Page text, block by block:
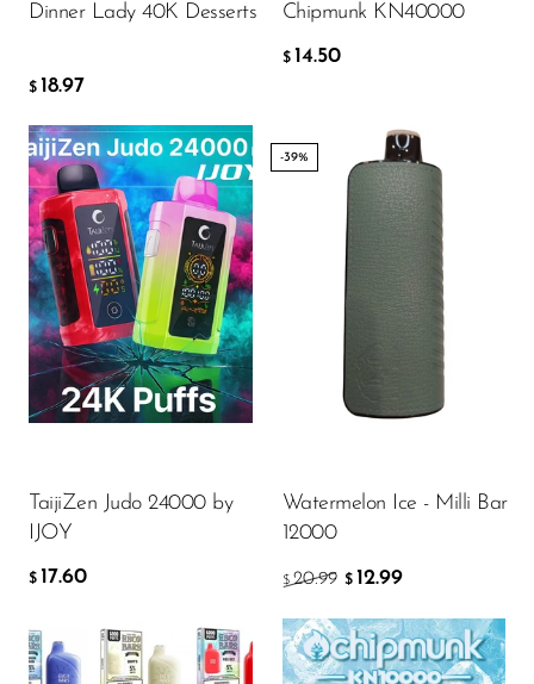
Dinner Lady 40K Desserts
$ 18.97
Chipmunk KN40000
$ 14.50
TaijiZen Judo 24000 by
IJOY
$ 17.60
Flavor
$17.60
-39%
Watermelon Ice - Milli Bar
12000
$ 20.99 $ 12.99